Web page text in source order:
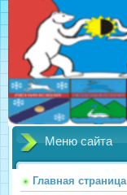
Меню сайта
Главная страница